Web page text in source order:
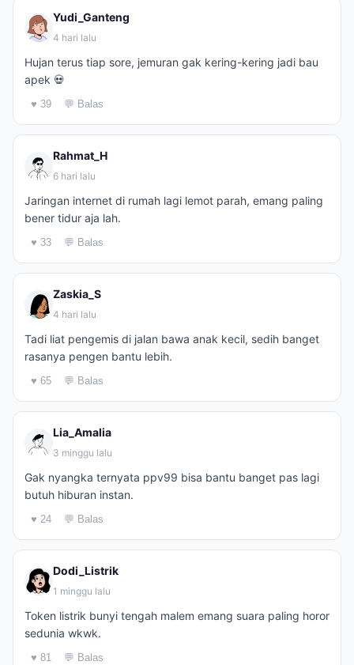
Yudi_Ganteng
4 hari lalu
Hujan terus tiap sore, jemuran gak kering-kering jadi bau
apek 💀
♥ 39 💬 Balas
Rahmat_H
6 hari lalu
Jaringan internet di rumah lagi lemot parah, emang paling
bener tidur aja lah.
♥ 33 💬 Balas
Zaskia_S
4 hari lalu
Tadi liat pengemis di jalan bawa anak kecil, sedih banget
rasanya pengen bantu lebih.
♥ 65 💬 Balas
Lia_Amalia
3 minggu lalu
Gak nyangka ternyata ppv99 bisa bantu banget pas lagi
butuh hiburan instan.
♥ 24 💬 Balas
Dodi_Listrik
1 minggu lalu
Token listrik bunyi tengah malem emang suara paling horor
sedunia wkwk.
♥ 81 💬 Balas